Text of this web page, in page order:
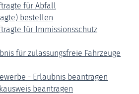
für Abfall
bestellen
für Immissionsschutz
für zulassungsfreie Fahrzeuge
- Erlaubnis beantragen
beantragen